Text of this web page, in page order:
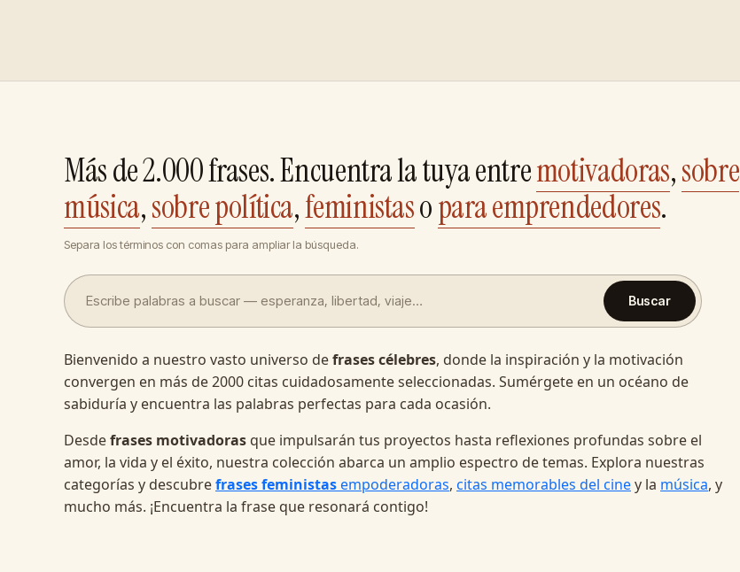
Más de 2.000 frases. Encuentra la tuya entremotivadoras,sobre
música,sobre política,feministasopara emprendedores.
Separa los términos con comas para ampliar la búsqueda.
Buscar
Bienvenido a nuestro vasto universo defrases célebres, donde la inspiración y la motivación
convergen en más de 2000 citas cuidadosamente seleccionadas. Sumérgete en un océano de
sabiduría y encuentra las palabras perfectas para cada ocasión.
Desdefrases motivadoras que impulsarán tus proyectos hasta reflexiones profundas sobre el
amor, la vida y el éxito, nuestra colección abarca un amplio espectro de temas. Explora nuestras
categorías y descubrefrases feministasempoderadoras, citas memorables del ciney la música, y
mucho más. ¡Encuentra la frase que resonará contigo!